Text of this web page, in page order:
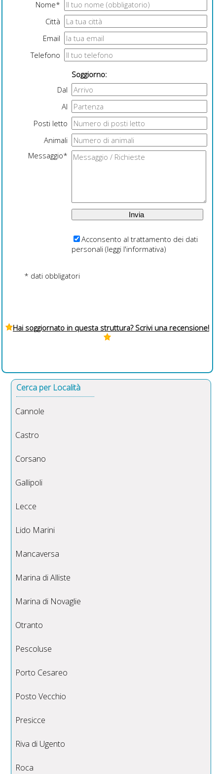
Nome*
Città
Email
Telefono
Soggiorno:
Dal
Al
Posti letto
Animali
Messaggio*
Acconsento al trattamento dei dati
personali (leggi l'informativa)
* dati obbligatori
Hai soggiornato in questa struttura? Scrivi una recensione!
Cerca per Località
Cannole
Castro
Corsano
Gallipoli
Lecce
Lido Marini
Mancaversa
Marina di Alliste
Marina di Novaglie
Otranto
Pescoluse
Porto Cesareo
Posto Vecchio
Presicce
Riva di Ugento
Roca